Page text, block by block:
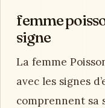
femme
signe
La femme
avec les signes
comprennent sa